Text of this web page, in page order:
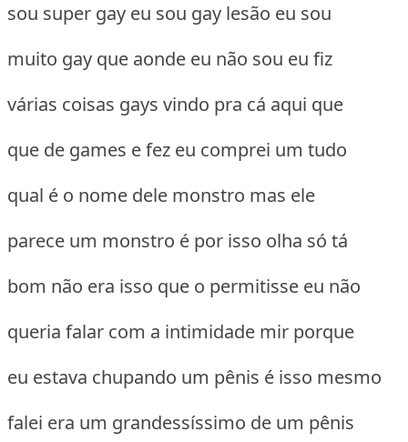
sou super gay eu sou gay lesão eu sou
muito gay que aonde eu não sou eu fiz
várias coisas gays vindo pra cá aqui que
que de games e fez eu comprei um tudo
qual é o nome dele monstro mas ele
parece um monstro é por isso olha só tá
bom não era isso que o permitisse eu não
queria falar com a intimidade mir porque
eu estava chupando um pênis é isso mesmo
falei era um grandessíssimo de um pênis